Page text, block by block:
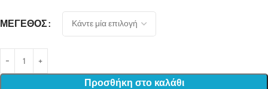
ΜΈΓΕΘΟΣ
Προσθήκη στο καλάθι